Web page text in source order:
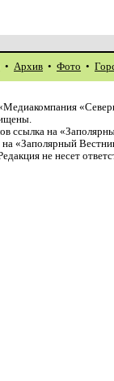
• Архив • Фото •
ссылка на
«Заполярный
не несет